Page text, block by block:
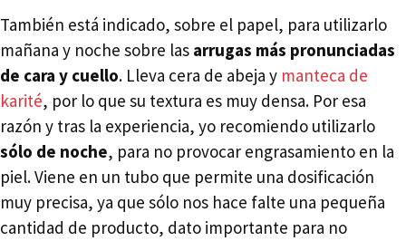
También está indicado, sobre el papel, para utilizarlo
mañana y noche sobre las arrugas más pronunciadas
de cara y cuello. Lleva cera de abeja y manteca de
karité, por lo que su textura es muy densa. Por esa
razón y tras la experiencia, yo recomiendo utilizarlo
sólo de noche, para no provocar engrasamiento en la
piel. Viene en un tubo que permite una dosificación
muy precisa, ya que sólo nos hace falte una pequeña
cantidad de producto, dato importante para no